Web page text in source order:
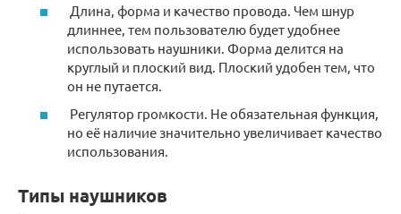
Длина, форма и качество провода. Чем шнур
длиннее, тем пользователю будет удобнее
использовать наушники. Форма делится на
круглый и плоский вид. Плоский удобен тем, что
он не путается.
Регулятор громкости. Не обязательная функция,
но её наличие значительно увеличивает качество
использования.
Типы наушников